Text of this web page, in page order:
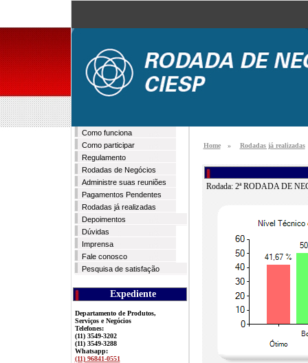
Como funciona
Como participar
Regulamento
Rodadas de Negócios
Administre suas reuniões
Pagamentos Pendentes
Rodadas já realizadas
Depoimentos
Dúvidas
Imprensa
Fale conosco
Pesquisa de satisfação
Expediente
Departamento de Produtos,
Serviços e Negócios
Telefones:
(11) 3549-3202
(11) 3549-3288
Whatsapp:
(11) 96841-0551
Home » Rodadas já realizadas
Rodada: 2ª RODADA DE